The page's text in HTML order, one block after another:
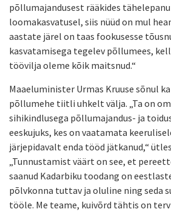
põllumajandusest rääkides
loomakasvatusel, siis nüüd on mul
aastate järel on taas fookusesse
kasvatamisega tegelev põllumees,
töövilja oleme kõik maitsnud.“
Maaeluminister Urmas Kruuse sõnul
põllumehe tiitli uhkelt välja. „Ta on
sihikindlusega põllumajandus- ja
eeskujuks, kes on vaatamata
järjepidavalt enda tööd jätkanud,“
„Tunnustamist väärt on see, et
saanud Kadarbiku toodang on
põlvkonna tuttav ja oluline ning seda
tööle. Me teame, kuivõrd tähtis on